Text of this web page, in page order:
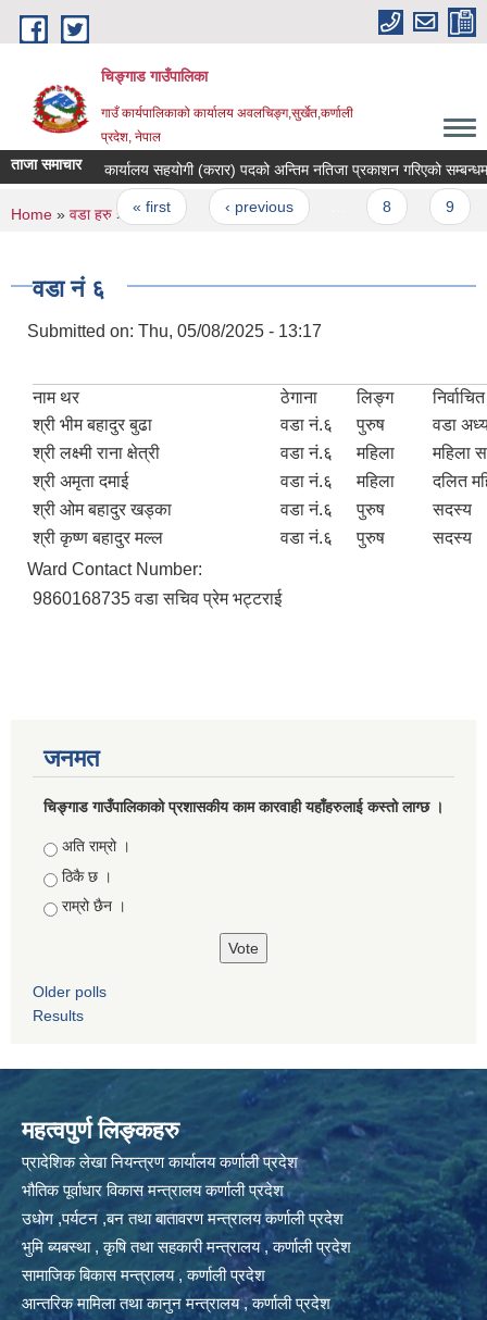
Skip to main content
चिङ्गाड गाउँपालिका
गाउँ कार्यपालिकाको कार्यालय अवलचिङ्ग,सुर्खेत,कर्णाली
प्रदेश, नेपाल
ताजा समाचारकार्यालय सहयोगी (करार) पदको अन्तिम नतिजा प्रकाशन गरिएको सम्बन्धमा ।
Pages
« first ‹ previous
You are here
Home » वडा हरु » वडा नं ६
वडा नं ६
Submitted on: Thu, 05/08/2025 - 13:17
नाम थर ठेगाना लिङ्ग
श्री भीम बहादुर बुढा
वडा नं.६ पुरुष
वडा
श्री लक्ष्मी राना क्षेत्री
वडा नं.६ महिला
महिला
श्री अमृता दमाई
वडा नं.६ महिला
दलित
श्री ओम बहादुर खड्का
वडा नं.६ पुरुष
सदस्य
श्री कृष्ण बहादुर मल्ल
वडा नं.६ पुरुष
सदस्य
Ward Contact Number:
9860168735 वडा सचिव प्रेम भट्टराई
जनमत
चिङ्गाड गाउँपालिकाको प्रशासकीय काम कारवाही यहाँहरुलाई कस्तो लाग्छ ।
Choices
अति राम्रो ।
ठिकै छ ।
राम्रो छैन ।
Older polls
Results
महत्वपुर्ण लिङ्कहरु
प्रादेशिक लेखा नियन्त्रण कार्यालय कर्णाली प्रदेश
भौतिक पूर्वाधार विकास मन्त्रालय कर्णाली प्रदेश
उधोग ,पर्यटन ,बन तथा बातावरण मन्त्रालय कर्णाली प्रदेश
भुमि ब्यबस्था , कृषि तथा सहकारी मन्त्रालय , कर्णाली प्रदेश
सामाजिक बिकास मन्त्रालय , कर्णाली प्रदेश
आन्तरिक मामिला तथा कानुन मन्त्रालय , कर्णाली प्रदेश